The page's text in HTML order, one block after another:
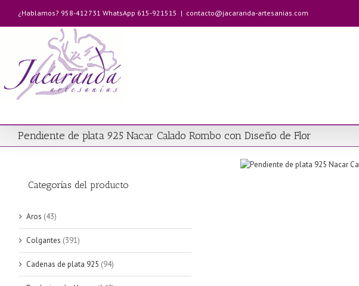
contenido
¿Hablamos? 958-412731 WhatsApp 615-921515 | contacto@jacaranda-artesanias.com
Pendiente de plata 925 Nacar Calado Rombo con Diseño de Flor
Categorías del producto
Aros (43)
Colgantes (391)
Cadenas de plata 925 (94)